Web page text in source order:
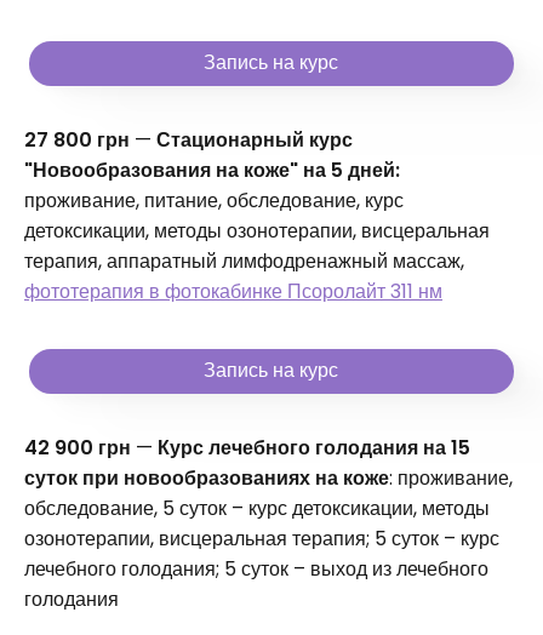
Запись на курс
27 800 грн — Стационарный курс
"Новообразования на коже" на 5 дней:
проживание, питание, обследование, курс
детоксикации, методы озонотерапии, висцеральная
терапия, аппаратный лимфодренажный массаж,
фототерапия в фотокабинке Псоролайт 311 нм
Запись на курс
42 900 грн — Курс лечебного голодания на 15
суток при новообразованиях на коже: проживание,
обследование, 5 суток – курс детоксикации, методы
озонотерапии, висцеральная терапия; 5 суток – курс
лечебного голодания; 5 суток – выход из лечебного
голодания